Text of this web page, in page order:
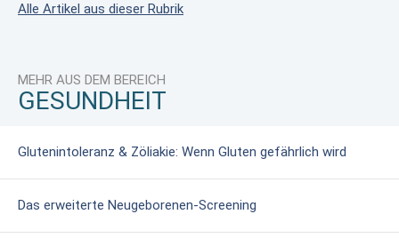
Alle Artikel aus dieser Rubrik
MEHR AUS DEM BEREICH
GESUNDHEIT
Glutenintoleranz & Zöliakie: Wenn Gluten gefährlich wird
Das erweiterte Neugeborenen-Screening